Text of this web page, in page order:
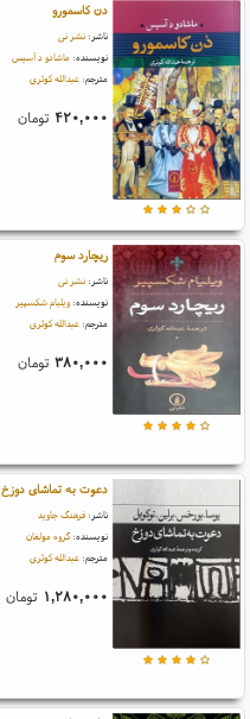
دن کاسمورو
ناشر: نشر نی
نویسنده: ماشادو د آسیس
مترجم: عبدالله کوثری
۴۲۰,۰۰۰ تومان
ریچارد سوم
ناشر: نشر نی
نویسنده: ویلیام شکسپیر
مترجم: عبدالله کوثری
۳۸۰,۰۰۰ تومان
دعوت به تماشای دوزخ
ناشر: فرهنگ جاوید
نویسنده: گروه مولفان
مترجم: عبدالله کوثری
۱,۲۸۰,۰۰۰ تومان